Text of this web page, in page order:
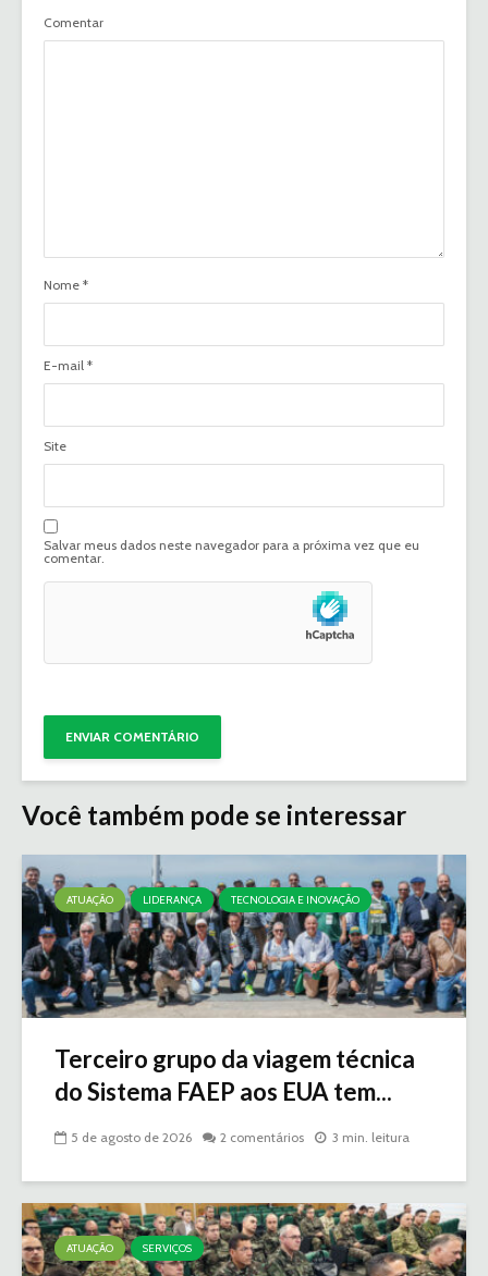
Comentar
Nome *
E-mail *
Site
Salvar meus dados neste navegador para a próxima vez que eu
comentar.
Você também pode se interessar
ATUAÇÃO LIDERANÇA TECNOLOGIA E INOVAÇÃO
Terceiro grupo da viagem técnica
do Sistema FAEP aos EUA tem...
5 de agosto de 2026 2 comentários 3 min. leitura
ATUAÇÃO SERVIÇOS